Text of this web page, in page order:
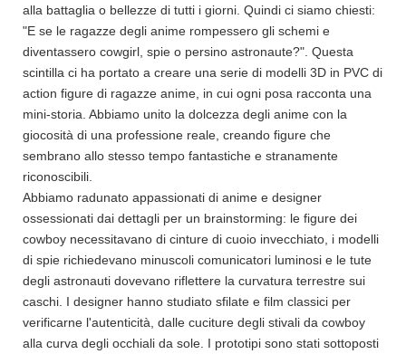
alla battaglia o bellezze di tutti i giorni. Quindi ci siamo chiesti:
"E se le ragazze degli anime rompessero gli schemi e
diventassero cowgirl, spie o persino astronaute?". Questa
scintilla ci ha portato a creare una serie di modelli 3D in PVC di
action figure di ragazze anime, in cui ogni posa racconta una
mini-storia. Abbiamo unito la dolcezza degli anime con la
giocosità di una professione reale, creando figure che
sembrano allo stesso tempo fantastiche e stranamente
riconoscibili.
Abbiamo radunato appassionati di anime e designer
ossessionati dai dettagli per un brainstorming: le figure dei
cowboy necessitavano di cinture di cuoio invecchiato, i modelli
di spie richiedevano minuscoli comunicatori luminosi e le tute
degli astronauti dovevano riflettere la curvatura terrestre sui
caschi. I designer hanno studiato sfilate e film classici per
verificarne l'autenticità, dalle cuciture degli stivali da cowboy
alla curva degli occhiali da sole. I prototipi sono stati sottoposti